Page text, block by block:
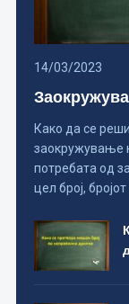
14/03/2023
Како да се
заокружување
потребата од
цел број, бројот